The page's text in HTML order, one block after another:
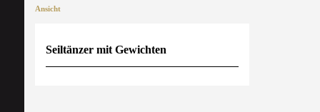
Ansicht
Seiltänzer mit Gewichten